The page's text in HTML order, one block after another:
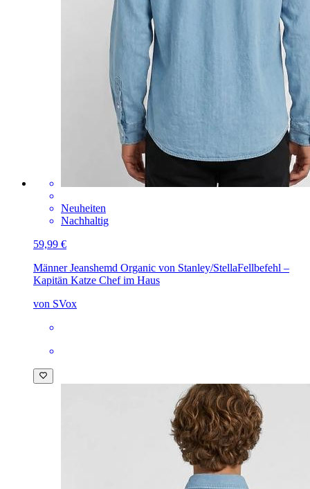
Neuheiten
Nachhaltig
59,99 €
Männer Jeanshemd Organic von Stanley/StellaFellbefehl –
Kapitän Katze Chef im Haus
von SVox